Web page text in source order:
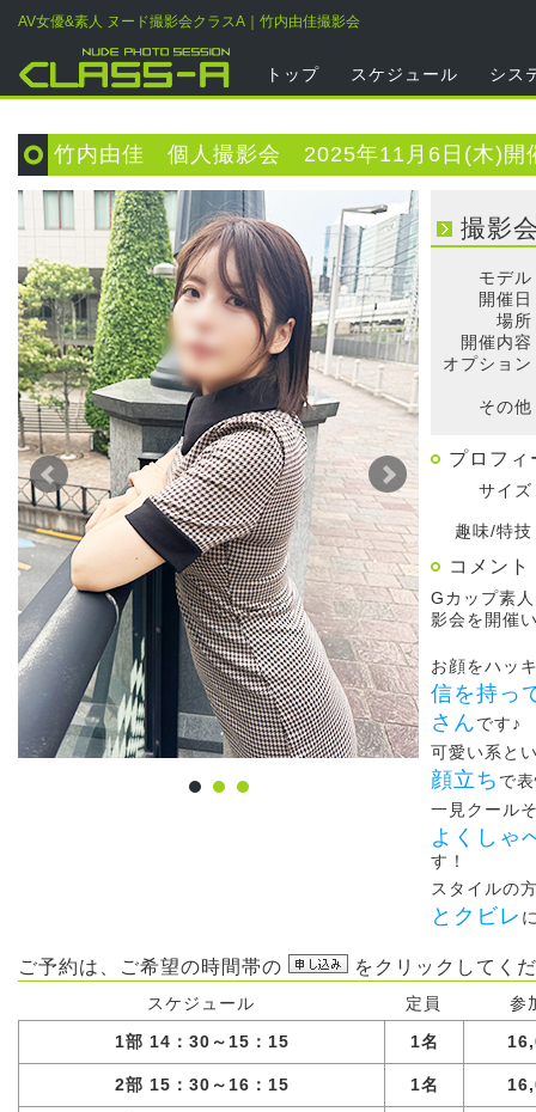
AV女優&素人 ヌード撮影会クラスA｜竹内由佳撮影会
トップ スケジュール シス
竹内由佳 個人撮影会 2025年11月6日(木)開
撮影
モデル
開催
場所
開催内容
オプション
その他
プロフィ
サイズ
趣味/特技
コメント
Gカップ素
影会を開催
お顔をハッ
信を持っ
さんです♪
可愛い系と
顔立ち で
一見クール
よくしゃ
す！
スタイルの
とクビレ
ご予約は、ご希望の時間帯の をクリックしてく
スケジュール 定員
参
1部 14：30～15：15
1名
2部 15：30～16：15 1名